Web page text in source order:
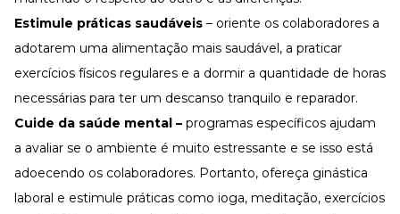
Estimule práticas saudáveis – oriente os colaboradores a
adotarem uma alimentação mais saudável, a praticar
exercícios físicos regulares e a dormir a quantidade de horas
necessárias para ter um descanso tranquilo e reparador.
Cuide da saúde mental – programas específicos ajudam
a avaliar se o ambiente é muito estressante e se isso está
adoecendo os colaboradores. Portanto, ofereça ginástica
laboral e estimule práticas como ioga, meditação, exercícios